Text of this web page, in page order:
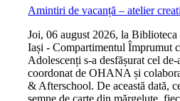
Amintiri de vacanță – atelier
Joi, 06 august 2026, la Biblioteca
Iași - Compartimentul Împrumut
Adolescenți s-a desfășurat cel
coordonat de OHANA și
& Afterschool. De această dată,